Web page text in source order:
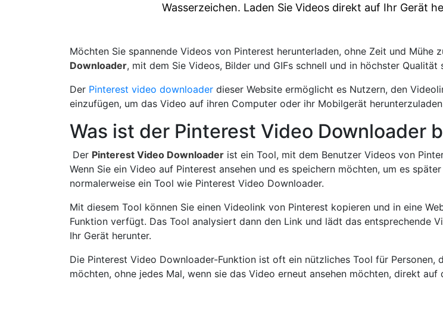
Wasserzeichen. Laden Sie Videos direkt auf Ihr Gerät
Möchten Sie spannende Videos von Pinterest herunterladen, ohne Zeit und Mühe
Downloader, mit dem Sie Videos, Bilder und GIFs schnell und in höchster Qualität
Der Pinterest video downloader dieser Website ermöglicht es Nutzern, den
einzufügen, um das Video auf ihren Computer oder ihr Mobilgerät
Was ist der Pinterest Video Downloader
Der Pinterest Video Downloader ist ein Tool, mit dem Benutzer Videos von
Wenn Sie ein Video auf Pinterest ansehen und es speichern möchten, um es
normalerweise ein Tool wie Pinterest Video Downloader.
Mit diesem Tool können Sie einen Videolink von Pinterest kopieren und in eine
Funktion verfügt. Das Tool analysiert dann den Link und lädt das entsprechende
Ihr Gerät herunter.
Die Pinterest Video Downloader-Funktion ist oft ein nützliches Tool für
möchten, ohne jedes Mal, wenn sie das Video erneut ansehen möchten, direkt auf